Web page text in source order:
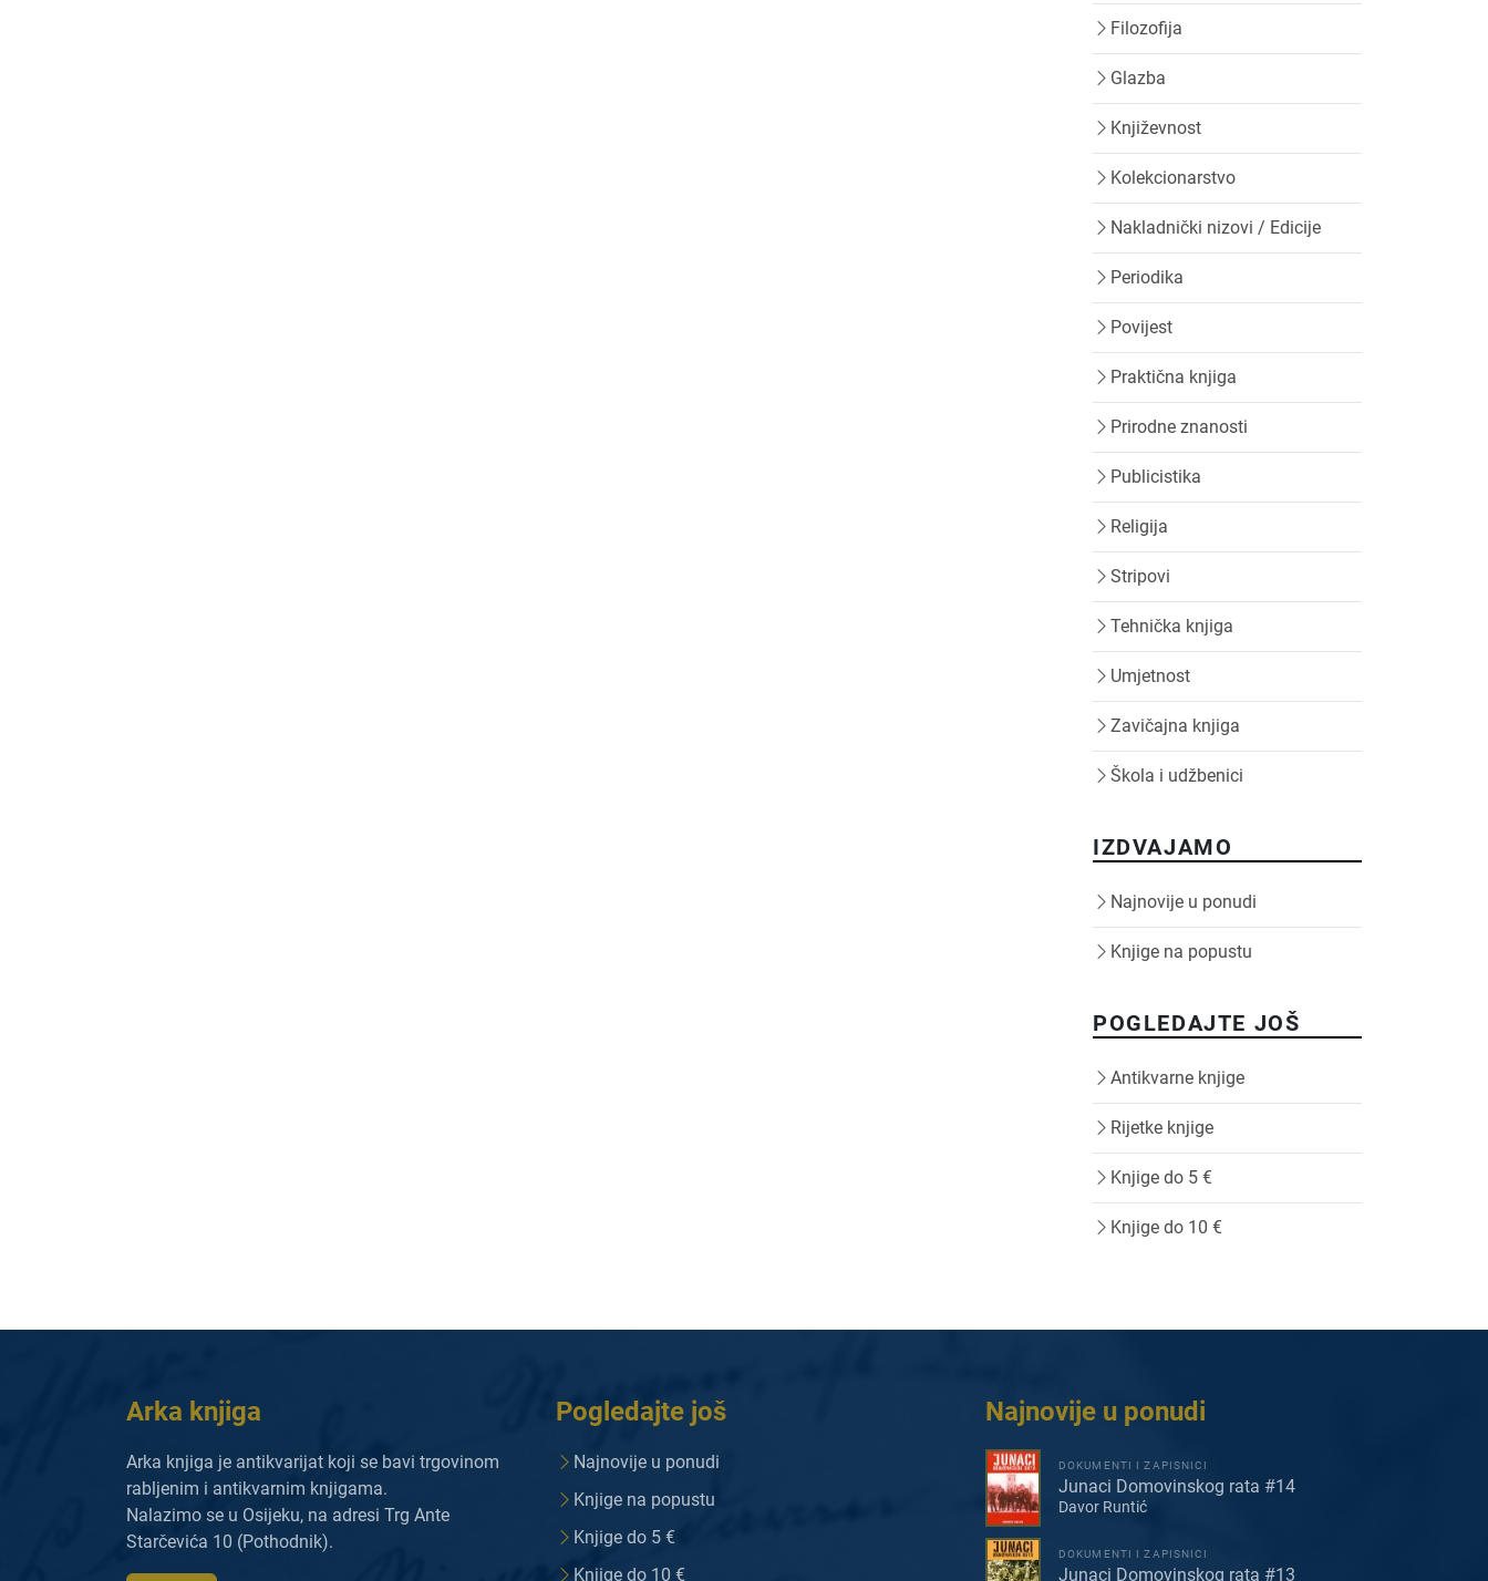
Filozofija
Glazba
Književnost
Kolekcionarstvo
Nakladnički nizovi / Edicije
Periodika
Povijest
Praktična knjiga
Prirodne znanosti
Publicistika
Religija
Stripovi
Tehnička knjiga
Umjetnost
Zavičajna knjiga
Škola i udžbenici
IZDVAJAMO
Najnovije u ponudi
Knjige na popustu
POGLEDAJTE JOŠ
Antikvarne knjige
Rijetke knjige
Knjige do 5 €
Knjige do 10 €
Arka knjiga
Arka knjiga je antikvarijat koji se bavi trgovinom
rabljenim i antikvarnim knjigama.
Nalazimo se u Osijeku, na adresi Trg Ante
Starčevića 10 (Pothodnik).
Pogledajte još
Najnovije u ponudi
Knjige na popustu
Knjige do 5 €
Knjige do 10 €
Najnovije u ponudi
DOKUMENTI I ZAPISNICI
Junaci Domovinskog rata #14
Davor Runtić
DOKUMENTI I ZAPISNICI
Junaci Domovinskog rata #13